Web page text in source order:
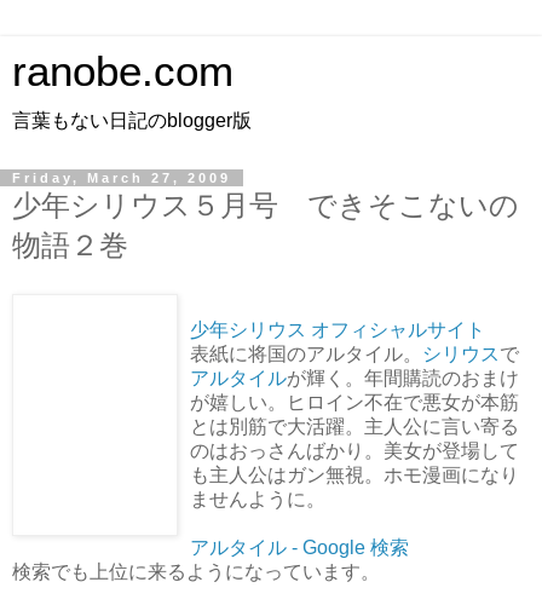
ranobe.com
言葉もない日記のblogger版
Friday, March 27, 2009
少年シリウス５月号 できそこないの
物語２巻
少年シリウス オフィシャルサイト
表紙に将国のアルタイル。
シリウスで
アルタイルが輝く。年間購読のおまけ
が嬉しい。ヒロイン不在で悪女が本筋
とは別筋で大活躍。主人公に言い寄る
のはおっさんばかり。美女が登場して
も主人公はガン無視。ホモ漫画になり
ませんように。
アルタイル - Google 検索
検索でも上位に来るようになっています。